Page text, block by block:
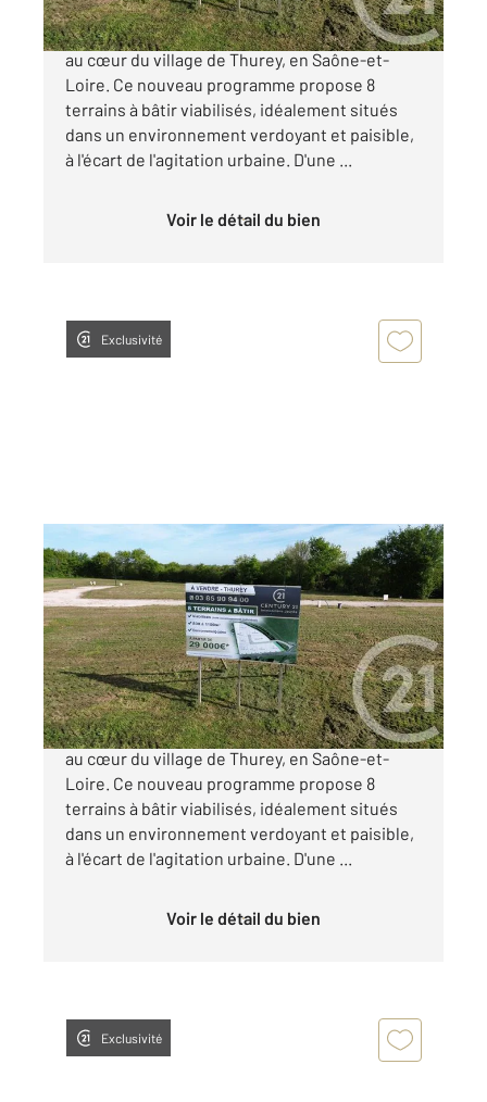
Découvrez un lotissement d'exception niché
au cœur du village de Thurey, en Saône-et-
Loire. Ce nouveau programme propose 8
terrains à bâtir viabilisés, idéalement situés
dans un environnement verdoyant et paisible,
à l'écart de l'agitation urbaine. D'une ...
Voir le détail du bien
Exclusivité
THUREY 71
910 m2
Ref : 22376
Terrain à vendre
35 000 €
Découvrez un lotissement d'exception niché
au cœur du village de Thurey, en Saône-et-
Loire. Ce nouveau programme propose 8
terrains à bâtir viabilisés, idéalement situés
dans un environnement verdoyant et paisible,
à l'écart de l'agitation urbaine. D'une ...
Voir le détail du bien
Exclusivité